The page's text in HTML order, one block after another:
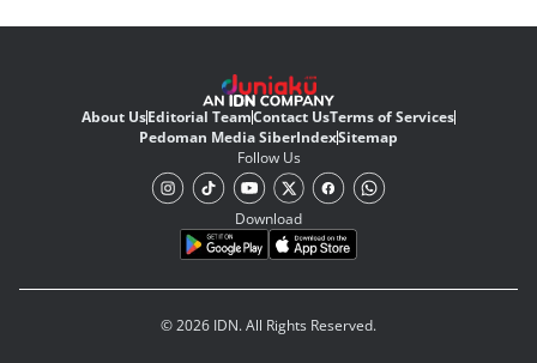
About UsEditorial TeamContact UsTerms of Services
Pedoman Media SiberIndexSitemap
Follow Us
Download
© 2026 IDN. All Rights Reserved.